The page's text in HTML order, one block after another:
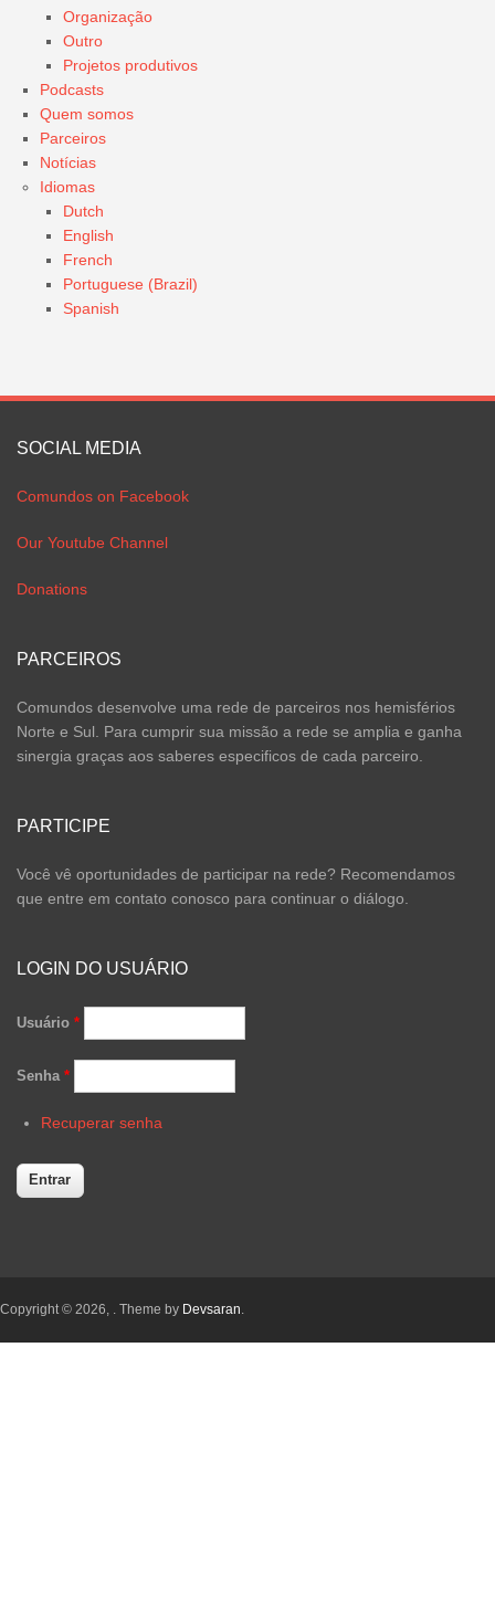
Organização
Outro
Projetos produtivos
Podcasts
Quem somos
Parceiros
Notícias
Idiomas
Dutch
English
French
Portuguese (Brazil)
Spanish
SOCIAL MEDIA
Comundos on Facebook
Our Youtube Channel
Donations
PARCEIROS
Comundos desenvolve uma rede de parceiros nos hemisférios
Norte e Sul. Para cumprir sua missão a rede se amplia e ganha
sinergia graças aos saberes especificos de cada parceiro.
PARTICIPE
Você vê oportunidades de participar na rede? Recomendamos
que entre em contato conosco para continuar o diálogo.
LOGIN DO USUÁRIO
Usuário *
Senha *
Recuperar senha
Copyright © 2026, . Theme by Devsaran.